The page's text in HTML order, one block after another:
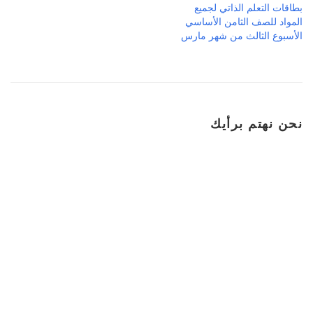
بطاقات التعلم الذاتي لجميع
المواد للصف الثامن الأساسي
الأسبوع الثالث من شهر مارس
نحن نهتم برأيك